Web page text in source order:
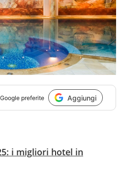
preferite Aggiungi
i migliori hotel in